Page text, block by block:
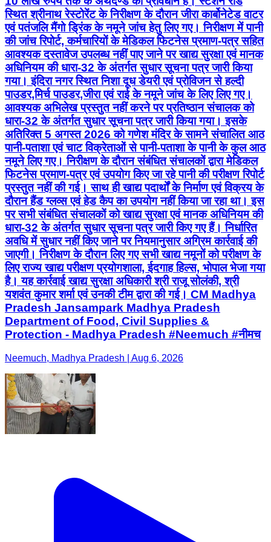
स्थित श्रीनाथ रेस्टोरेंट के निरीक्षण के दौरान जीरा कार्बोनेटेड वाटर
एवं पतंजलि मैंगो ड्रिंक के नमूने जांच हेतु लिए गए। निरीक्षण में पानी
की जांच रिपोर्ट, कर्मचारियों के मेडिकल फिटनेस प्रमाण-पत्र सहित
आवश्यक दस्तावेज उपलब्ध नहीं पाए जाने पर खाद्य सुरक्षा एवं मानक
अधिनियम की धारा-32 के अंतर्गत सुधार सूचना पत्र जारी किया
गया। इंदिरा नगर स्थित निशा दूध डेयरी एवं प्रोविजन से हल्दी
पाउडर,मिर्च पाउडर,जीरा एवं राई के नमूने जांच के लिए लिए गए।
आवश्यक अभिलेख प्रस्तुत नहीं करने पर प्रतिष्ठान संचालक को
धारा-32 के अंतर्गत सुधार सूचना पत्र जारी किया गया। इसके
अतिरिक्त 5 अगस्त 2026 को गणेश मंदिर के सामने संचालित आठ
पानी-पताशा एवं चाट विक्रेताओं से पानी-पताशा के पानी के कुल आठ
नमूने लिए गए। निरीक्षण के दौरान संबंधित संचालकों द्वारा मेडिकल
फिटनेस प्रमाण-पत्र एवं उपयोग किए जा रहे पानी की परीक्षण रिपोर्ट
प्रस्तुत नहीं की गई। साथ ही खाद्य पदार्थों के निर्माण एवं विक्रय के
दौरान हैंड ग्लव्स एवं हेड कैप का उपयोग नहीं किया जा रहा था। इस
पर सभी संबंधित संचालकों को खाद्य सुरक्षा एवं मानक अधिनियम की
धारा-32 के अंतर्गत सुधार सूचना पत्र जारी किए गए हैं। निर्धारित
अवधि में सुधार नहीं किए जाने पर नियमानुसार अग्रिम कार्रवाई की
जाएगी। निरीक्षण के दौरान लिए गए सभी खाद्य नमूनों को परीक्षण के
लिए राज्य खाद्य परीक्षण प्रयोगशाला, ईदगाह हिल्स, भोपाल भेजा गया
है। यह कार्रवाई खाद्य सुरक्षा अधिकारी श्री राजू सोलंकी, श्री
यशवंत कुमार शर्मा एवं उनकी टीम द्वारा की गई। CM Madhya
Pradesh Jansampark Madhya Pradesh
Department of Food, Civil Supplies &
Protection - Madhya Pradesh #Neemuch #नीमच
Neemuch, Madhya Pradesh | Aug 6, 2026